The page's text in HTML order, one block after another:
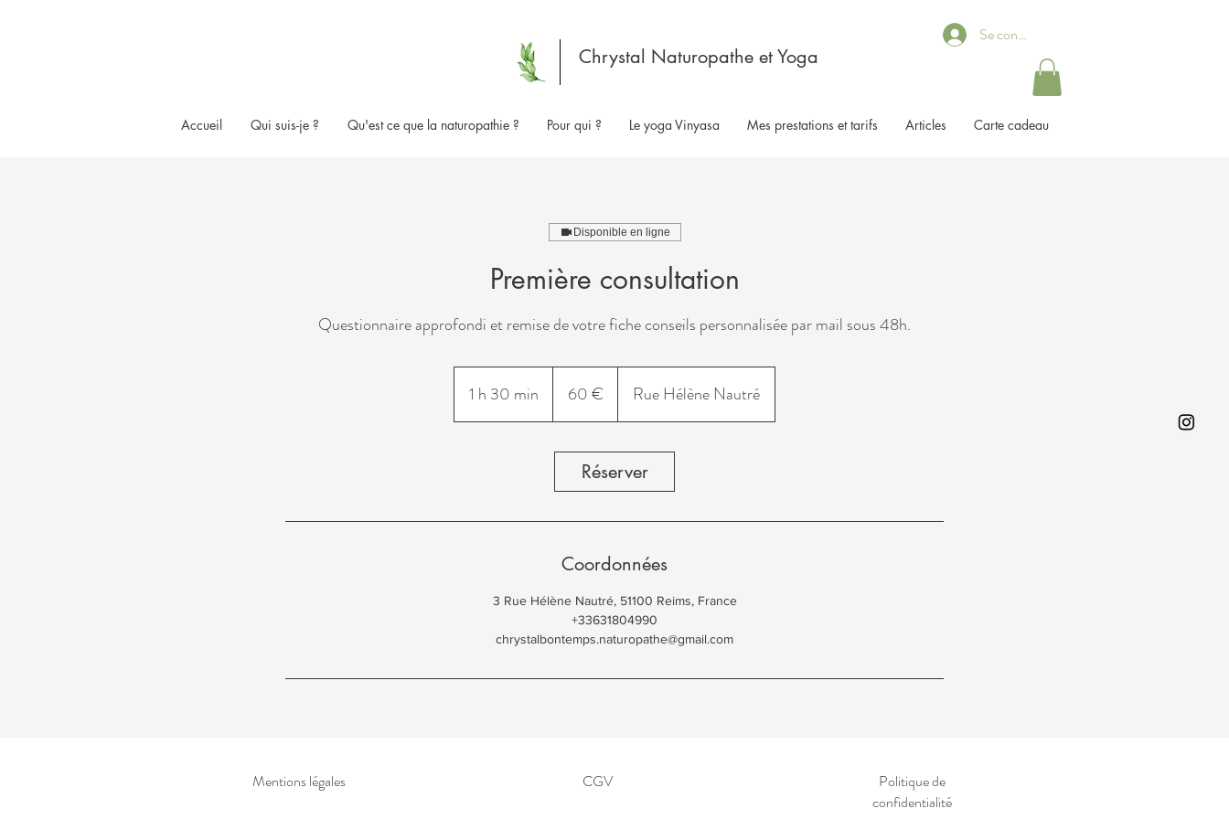
Chrystal Naturopathe et Yoga
Accueil Qui suis-je ? Qu'est ce que la naturopathie ? Pour qui ? Le yoga Vinyasa Mes prestations et tarifs Articles Carte cadeau
Se connecter
Disponible en ligne
Première consultation
Questionnaire approfondi et remise de votre fiche conseils personnalisée par mail sous 48h.
1 h 30 min
3
n
60 € Rue Hélène Nautré
Réserver
Coordonnées
3 Rue Hélène Nautré, 51100 Reims, France
+33631804990
chrystalbontemps.naturopathe@gmail.com
Mentions légales CGV
Politique de
confidentialité